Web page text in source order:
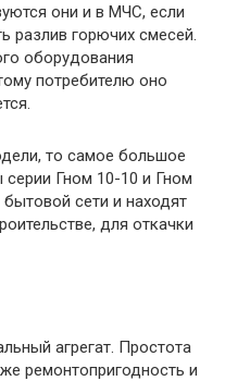
они и в МЧС, если
разлив горючих смесей.
оборудования
потребителю оно
то самое большое
серии Гном 10-10 и Гном
сети и находят
для откачки
агрегат. Простота
ремонтопригодность и